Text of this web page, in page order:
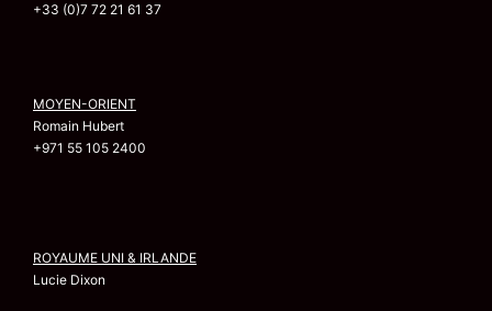
+33 (0)7 72 21 61 37
MOYEN-ORIENT
Romain Hubert
+971 55 105 2400
ROYAUME UNI & IRLANDE
Lucie Dixon